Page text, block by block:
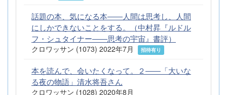
話題の本、気になる本――人間は思考し、人間
にしかできないことをする。（中村昇『ルドル
フ・シュタイナー――思考の宇宙』書評）
クロワッサン (1073) 2022年7月 招待有り
本を読んで、会いたくなって。２――「大いな
る夜の物語」清水将吾さん
クロワッサン (1028) 2020年8月